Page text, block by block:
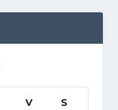
V S